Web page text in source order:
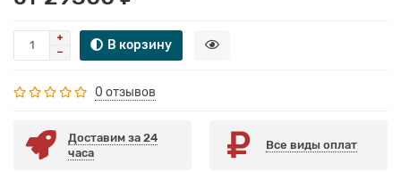
В корзину
0 отзывов
Доставим за 24
часа
Все виды оплат